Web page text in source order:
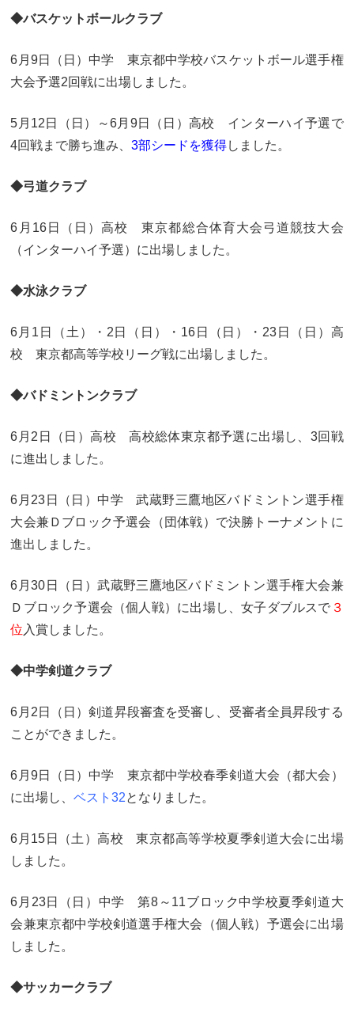
国際交流行事
入試関連情報
学校説明会等イベント情報
募集要項 入試結果
入試問題 入試Q&A
アクセス
お問い合わせ 個人情報保護について
◆バスケットボールクラブ
6月9日（日）中学 東京都中学校バスケットボール選手権
大会予選2回戦に出場しました。
5月12日（日）～6月9日（日）高校 インターハイ予選で
4回戦まで勝ち進み、3部シードを獲得しました。
◆弓道クラブ
6月16日（日）高校 東京都総合体育大会弓道競技大会
（インターハイ予選）に出場しました。
◆水泳クラブ
6月1日（土）・2日（日）・16日（日）・23日（日）高
校 東京都高等学校リーグ戦に出場しました。
◆バドミントンクラブ
6月2日（日）高校 高校総体東京都予選に出場し、3回戦
に進出しました。
6月23日（日）中学 武蔵野三鷹地区バドミントン選手権
大会兼Ｄブロック予選会（団体戦）で決勝トーナメントに
進出しました。
6月30日（日）武蔵野三鷹地区バドミントン選手権大会兼
Ｄブロック予選会（個人戦）に出場し、女子ダブルスで ３
位 入賞しました。
◆中学剣道クラブ
6月2日（日）剣道昇段審査を受審し、受審者全員昇段する
ことができました。
6月9日（日）中学 東京都中学校春季剣道大会（都大会）
に出場し、ベスト32となりました。
6月15日（土）高校 東京都高等学校夏季剣道大会に出場
しました。
6月23日（日）中学 第8～11ブロック中学校夏季剣道大
会兼東京都中学校剣道選手権大会（個人戦）予選会に出場
しました。
◆サッカークラブ